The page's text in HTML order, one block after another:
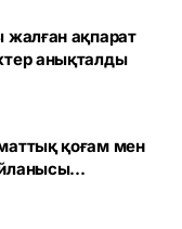
жалған ақпарат
анықталды
қоғам мен